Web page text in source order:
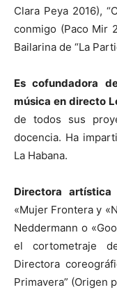
Clara Peya 2016),
conmigo (Paco Mir
Bailarina de “La
Es cofundadora
música en directo
de todos sus
docencia. Ha
La Habana.
Directora
«Mujer Frontera y
Neddermann o
el cortometraje
Directora
Primavera” (Origen